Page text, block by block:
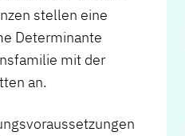
stellen eine
Determinante
mit der
an.